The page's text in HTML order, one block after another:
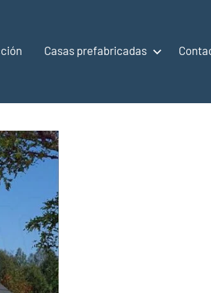
Casas prefabricadas